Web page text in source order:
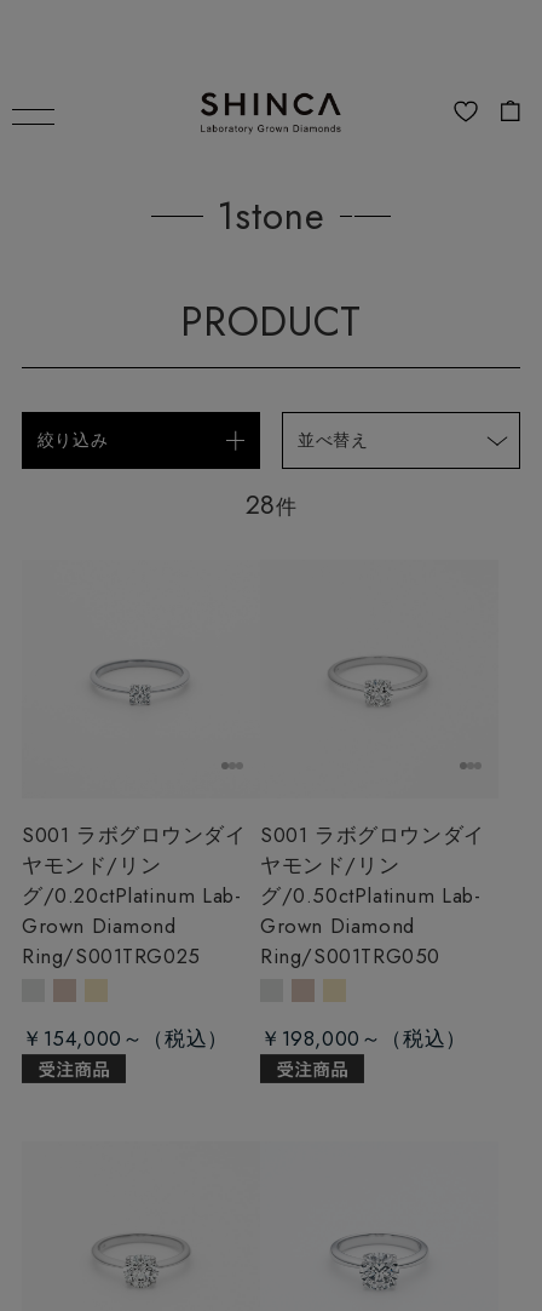
1stone
PRODUCT
絞り込み 並べ替え
28件
S001 ラボグロウンダイ
ヤモンド/リン
グ/0.20ctPlatinum Lab-
Grown Diamond
Ring/S001TRG025
￥154,000～
S001 ラボグロウンダイ
ヤモンド/リン
グ/0.50ctPlatinum Lab-
Grown Diamond
Ring/S001TRG050
￥198,000～